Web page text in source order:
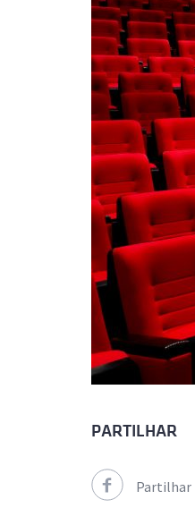
PARTILHAR
Partilhar